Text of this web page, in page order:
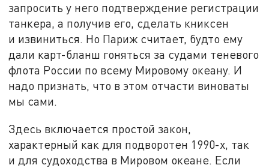
запросить у него подтверждение регистрации
танкера, а получив его, сделать книксен
и извиниться. Но Париж считает, будто ему
дали карт-бланш гоняться за судами теневого
флота России по всему Мировому океану. И
надо признать, что в этом отчасти виноваты
мы сами.
Здесь включается простой закон,
характерный как для подворотен 1990-х, так
и для судоходства в Мировом океане. Если